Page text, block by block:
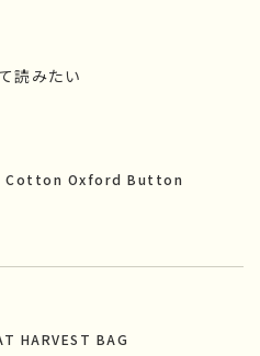
読みたい
Cotton Oxford Button
HARVEST BAG